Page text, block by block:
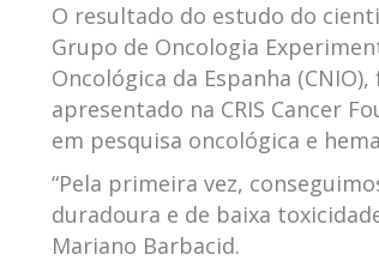
O resultado do estudo do
Grupo de Oncologia
Oncológica da Espanha
apresentado na CRIS Cancer
em pesquisa oncológica e
“Pela primeira vez,
duradoura e de baixa
Mariano Barbacid.